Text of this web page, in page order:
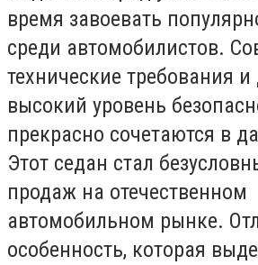
время завоевать
среди автомобилистов.
технические требования и
высокий уровень
прекрасно сочетаются в
Этот седан стал
продаж на отечественном
автомобильном рынке.
особенность, которая